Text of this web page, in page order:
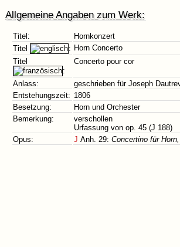
Allgemeine Angaben zum Werk:
Titel:
Hornkonzert
Titel
: Horn Concerto
Titel
:
Concerto pour cor
Anlass:
geschrieben für Joseph
Entstehungszeit: 1806
Besetzung:
Horn und Orchester
Bemerkung:
verschollen
Urfassung von op. 45 (J 188)
Opus:
J Anh. 29: Concertino für